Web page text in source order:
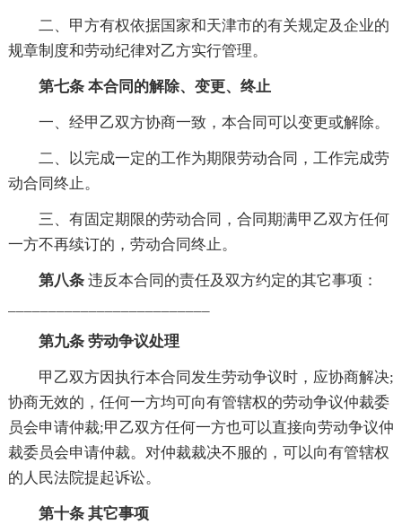
二、甲方有权依据国家和天津市的有关规定及企业的
规章制度和劳动纪律对乙方实行管理。
第七条 本合同的解除、变更、终止
一、经甲乙双方协商一致，本合同可以变更或解除。
二、以完成一定的工作为期限劳动合同，工作完成劳
动合同终止。
三、有固定期限的劳动合同，合同期满甲乙双方任何
一方不再续订的，劳动合同终止。
第八条违反本合同的责任及双方约定的其它事项：
第九条 劳动争议处理
甲乙双方因执行本合同发生劳动争议时，应协商解决;
协商无效的，任何一方均可向有管辖权的劳动争议仲裁委
员会申请仲裁;甲乙双方任何一方也可以直接向劳动争议仲
裁委员会申请仲裁。对仲裁裁决不服的，可以向有管辖权
的人民法院提起诉讼。
第十条 其它事项